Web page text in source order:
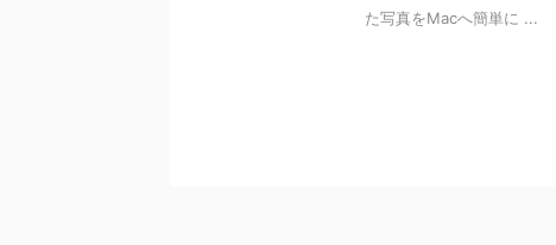
た写真をMacへ簡単に ...